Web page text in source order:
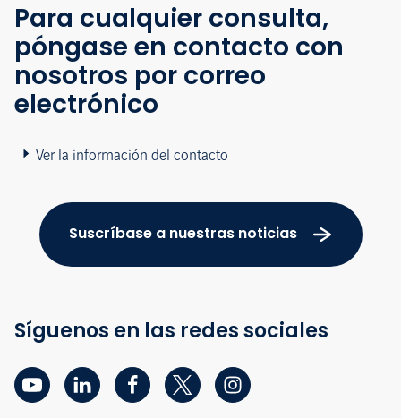
Para cualquier consulta,
póngase en contacto con
nosotros por correo
electrónico
Ver la información del contacto
Suscríbase a nuestras noticias
Síguenos en las redes sociales